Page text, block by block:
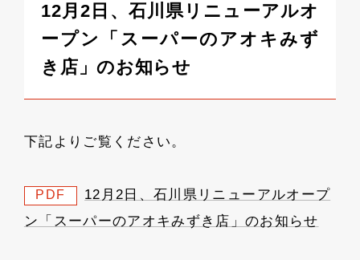
12月2日、石川県リニューアルオ
ープン「スーパーのアオキみず
き店」のお知らせ
下記よりご覧ください。
PDF
12月2日、石川県リニューアルオープ
ン「スーパーのアオキみずき店」のお知らせ